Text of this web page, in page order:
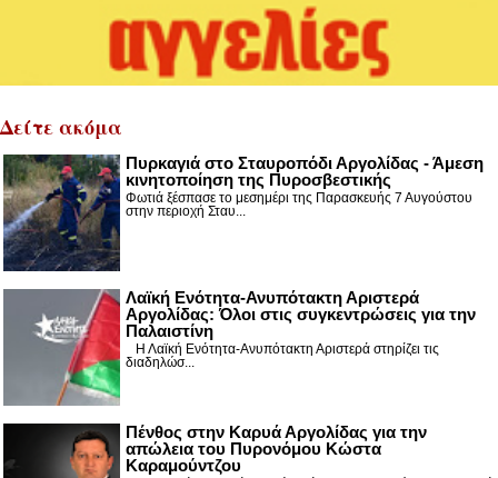
Δείτε ακόμα
Πυρκαγιά στο Σταυροπόδι Αργολίδας - Άμεση
κινητοποίηση της Πυροσβεστικής
Φωτιά ξέσπασε το μεσημέρι της Παρασκευής 7 Αυγούστου
στην περιοχή Σταυ...
Λαϊκή Ενότητα-Ανυπότακτη Αριστερά
Αργολίδας: Όλοι στις συγκεντρώσεις για την
Παλαιστίνη
Η Λαϊκή Ενότητα-Ανυπότακτη Αριστερά στηρίζει τις
διαδηλώσ...
Πένθος στην Καρυά Αργολίδας για την
απώλεια του Πυρονόμου Κώστα
Καραμούντζου